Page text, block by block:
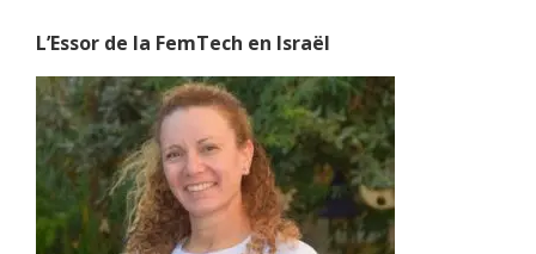
L’Essor de la FemTech en Israël